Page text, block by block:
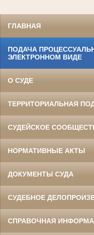
ГЛАВНАЯ
ПОДАЧА
ЭЛЕКТРОННОМ ВИДЕ
О СУДЕ
ТЕРРИТОРИАЛЬНАЯ
СУДЕЙСКОЕ
НОРМАТИВНЫЕ АКТЫ
ДОКУМЕНТЫ СУДА
СУДЕБНОЕ
СПРАВОЧНАЯ